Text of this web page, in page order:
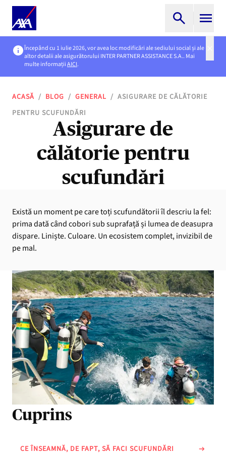
Începând cu 1 iulie 2026, vor avea loc modificări ale sediului social și ale
altor detalii ale asigurătorului INTER PARTNER ASSISTANCE S.A.. Mai
multe informațiiAICI.
ACASĂ / BLOG / GENERAL / ASIGURARE DE CĂLĂTORIE
PENTRU SCUFUNDĂRI
Asigurare de
călătorie pentru
scufundări
Există un moment pe care toți scufundătorii îl descriu la fel:
prima dată când cobori sub suprafață și lumea de deasupra
dispare. Liniște. Culoare. Un ecosistem complet, invizibil de
pe mal.
Cuprins
CE ÎNSEAMNĂ, DE FAPT, SĂ FACI SCUFUNDĂRI